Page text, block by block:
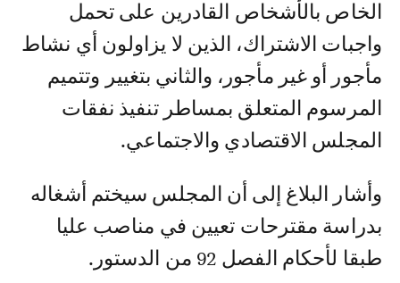
الخاص بالأشخاص القادرين على تحمل
واجبات الاشتراك، الذين لا يزاولون أي نشاط
مأجور أو غير مأجور، والثاني بتغيير وتتميم
المرسوم المتعلق بمساطر تنفيذ نفقات
المجلس الاقتصادي والاجتماعي.
وأشار البلاغ إلى أن المجلس سيختم أشغاله
بدراسة مقترحات تعيين في مناصب عليا
طبقا لأحكام الفصل 92 من الدستور.